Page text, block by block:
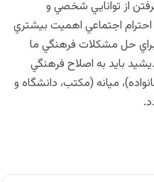
از توانايي شخصي و
اجتماعي اهميت بيشتري
حل مشکلات فرهنگي ما
بايد به اصلاح فرهنگي
ميانه (مکتب، دانشگاه و